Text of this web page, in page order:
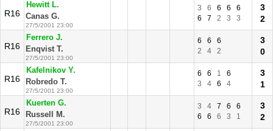
R16
Hewitt L.
Canas G.
27/5/2001 23:00
3 6 6 6
6
6
7 2 3 3
3
2
R16
Ferrero J.
Enqvist T.
27/5/2001 23:00
6 6
6
2
4 2
3
0
R16
Kafelnikov Y.
Robredo T.
27/5/2001 23:00
6 6 1
6
3
4 6 4
3
1
R16
Kuerten G.
Russell M.
27/5/2001 23:00
3 4 7 6
6
6
6 6 3 1
3
2